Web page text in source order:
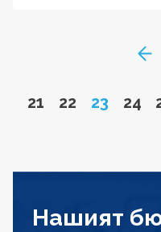
Go to page
21 Go to page
22 Page
23 Go
24
Нашият